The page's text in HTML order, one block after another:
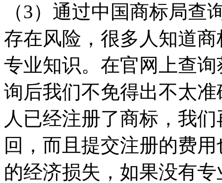
（3）通过中国商标局
存在风险，很多人知道
专业知识。在官网上查
询后我们不免得出不太
人已经注册了商标，我
回，而且提交注册的费
的经济损失，如果没有